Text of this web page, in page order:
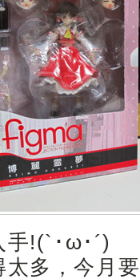
手!(`･ω･´)
太多，今月